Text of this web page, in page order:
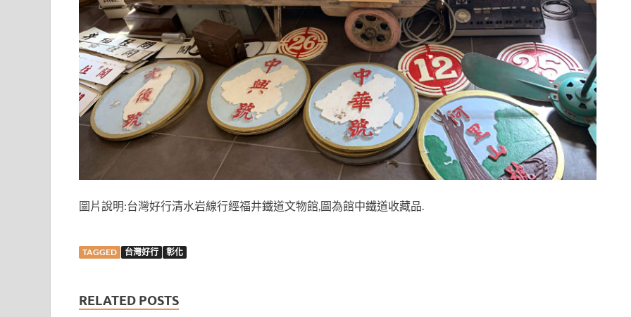
圖片說明:台灣好行清水岩線行經福井鐵道文物館,圖為館中鐵道收藏品.
TAGGED 台灣好行 彰化
RELATED POSTS